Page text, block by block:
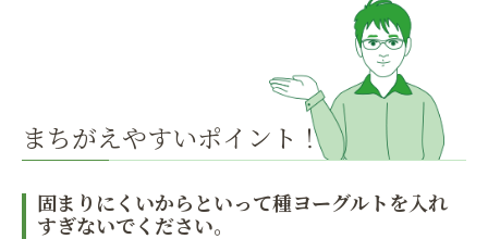
まちがえやすいポイント！
固まりにくいからといって種ヨーグルトを入れ
すぎないでください。